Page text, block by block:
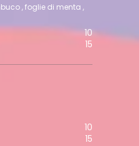
, foglie di menta ,
10
15
10
15